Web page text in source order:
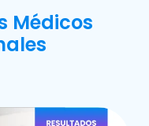
Médicos